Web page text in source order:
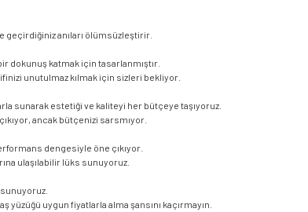
geçirdiğiniz anıları ölümsüzleştirir.
dokunuş katmak için tasarlanmıştır.
unutulmaz kılmak için sizleri bekliyor.
sunarak estetiği ve kaliteyi her bütçeye taşıyoruz.
ancak bütçenizi sarsmıyor.
dengesiyle öne çıkıyor.
ulaşılabilir lüks sunuyoruz.
uygun fiyatlarla alma şansını kaçırmayın.